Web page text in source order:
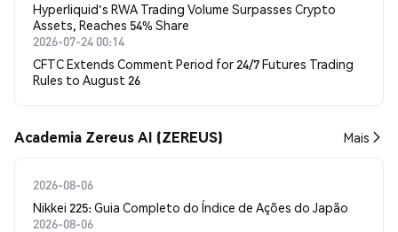
Hyperliquid's RWA Trading Volume Surpasses Crypto
Assets, Reaches 54% Share
2026-07-24 00:14
CFTC Extends Comment Period for 24/7 Futures Trading
Rules to August 26
Academia Zereus AI (ZEREUS) Mais
2026-08-06
Nikkei 225: Guia Completo do Índice de Ações do Japão
2026-08-06